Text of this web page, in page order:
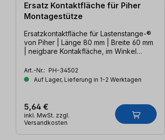
Ersatz Kontaktfläche für Piher
Montagestütze
Ersatzkontaktfläche für Lastenstange-®
von Piher | Länge 80 mm | Breite 60 mm
| neigbare Kontakfläche, im Winkel
Art.-Nr.: PH-34502
Auf Lager, Lieferung in 1-2 Werktagen
5,64 €
inkl. MwSt. zzgl.
Versandkosten